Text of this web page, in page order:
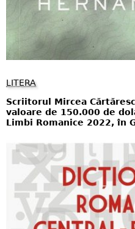
LITERA
Scriitorul Mircea
valoare de 150.000 de
Limbi Romanice 2022, în